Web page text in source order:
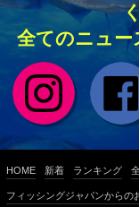
全てのニュー
HOME 新着 ランキング
フィッシングジャパンからの